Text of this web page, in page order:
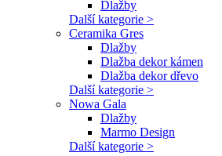
Dlažby
Další kategorie >
Ceramika Gres
Dlažby
Dlažba dekor kámen
Dlažba dekor dřevo
Další kategorie >
Nowa Gala
Dlažby
Marmo Design
Další kategorie >